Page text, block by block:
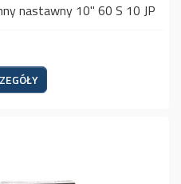
nastawny 10" 60 S 10 JP